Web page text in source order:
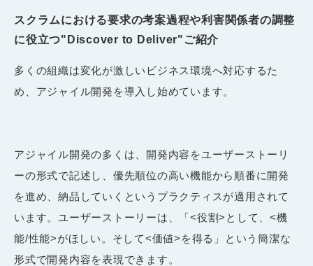
スクラムにおける要求の考案過程や利害関係者の調整
に役立つ"Discover to Deliver"ご紹介
多くの組織は変化が激しいビジネス環境へ対応するた
め、アジャイル開発を導入し始めています。
アジャイル開発の多くは、開発内容をユーザーストーリ
ーの形式で記述し、優先順位の高い機能から順番に開発
を進め、納品していくというプラクティスが適用されて
います。ユーザーストーリーは、「<役割>として、<機
能/性能>がほしい。そして<価値>を得る」という簡潔な
形式で開発内容を表現できます。